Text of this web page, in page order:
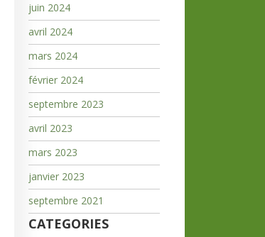
juin 2024
avril 2024
mars 2024
février 2024
septembre 2023
avril 2023
mars 2023
janvier 2023
septembre 2021
CATEGORIES